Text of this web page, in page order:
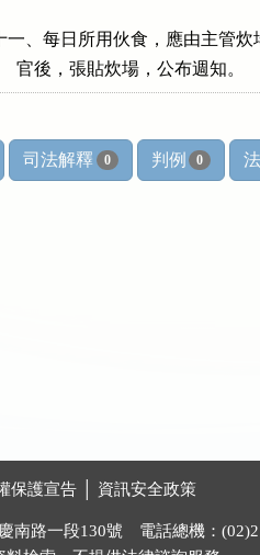
一、每日所用伙食，應由主管
官後，張貼炊場，公布週知。
司法解釋 0 判例 0
保護宣告 資訊安全政策
南路一段130號 電話總機：